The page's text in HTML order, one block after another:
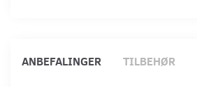
ANBEFALINGER TILBEHØR